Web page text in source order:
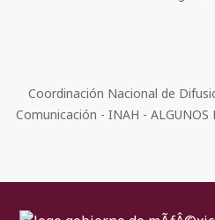
Coordinación Nacional de
Comunicación - INAH - ALGUNOS